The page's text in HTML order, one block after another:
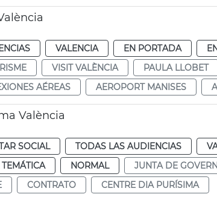
VALENCIA EN PORTADA
VISIT VALÈNCIA
PAULA LLOBET
AÉREAS AEROPORT MANISES
València
SOCIAL TODAS LAS AUDIENCIAS
NORMAL
JUNTA DE
CONTRATO
CENTRE DIA PURÍSIMA